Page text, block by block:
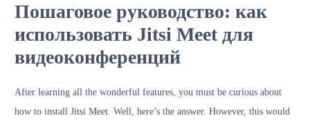
Пошаговое руководство: как
использовать Jitsi Meet для
видеоконференций
After learning all the wonderful features, you must be curious about
how to install Jitsi Meet. Well, here’s the answer. However, this would